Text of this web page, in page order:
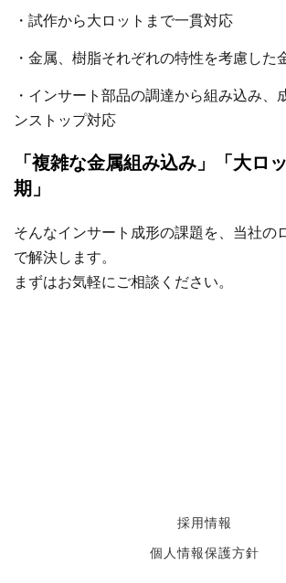
・試作から大ロットまで一貫対応
・金属、樹脂それぞれの特性を考慮した
・インサート部品の調達から組み込み、
ンストップ対応
「複雑な金属組み込み」「大ロ
期」
そんなインサート成形の課題を、当社の
で解決します。
まずはお気軽にご相談ください。
採用情報
個人情報保護方針